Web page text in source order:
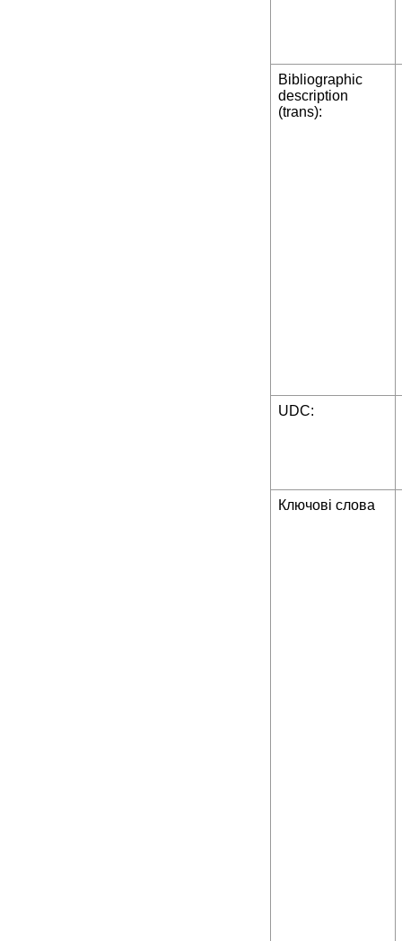
Bibliographic
description
(trans):
UDC:
Ключові слова